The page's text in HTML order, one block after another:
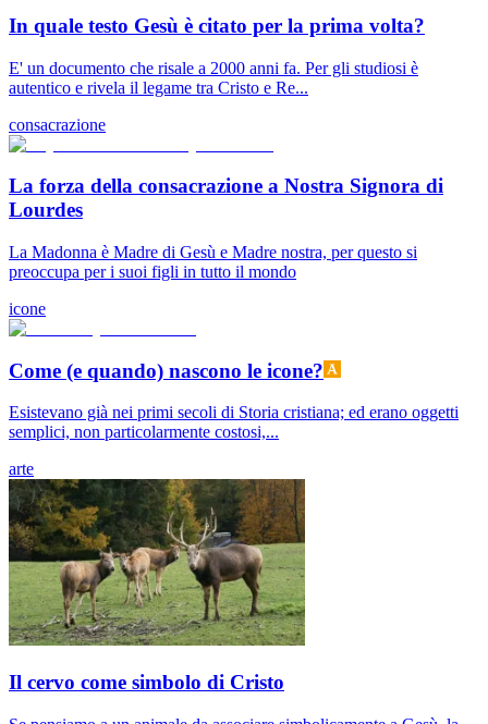
In quale testo Gesù è citato per la prima volta?
E' un documento che risale a 2000 anni fa. Per gli studiosi è
autentico e rivela il legame tra Cristo e Re...
consacrazione
La forza della consacrazione a Nostra Signora di
Lourdes
La Madonna è Madre di Gesù e Madre nostra, per questo si
preoccupa per i suoi figli in tutto il mondo
icone
Come (e quando) nascono le icone?
Esistevano già nei primi secoli di Storia cristiana; ed erano oggetti
semplici, non particolarmente costosi,...
arte
Il cervo come simbolo di Cristo